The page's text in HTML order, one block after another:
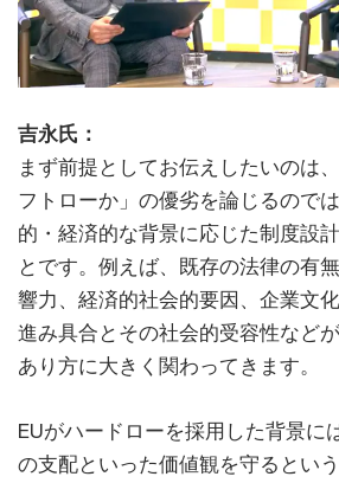
吉永氏：
まず前提としてお伝えしたいのは
フトローか」の優劣を論じるので
的・経済的な背景に応じた制度設
とです。例えば、既存の法律の有
響力、経済的社会的要因、企業文
進み具合とその社会的受容性など
あり方に大きく関わってきます。
EUがハードローを採用した背景に
の支配といった価値観を守るとい